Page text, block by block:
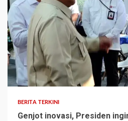
BERITA TERKINI
Genjot inovasi, Presiden